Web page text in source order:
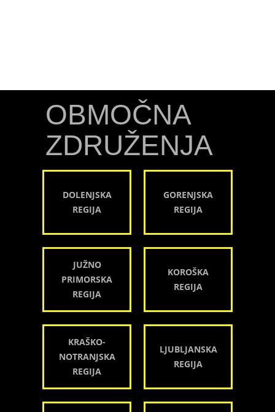
OBMOČNA
ZDRUŽENJA
DOLENJSKA
REGIJA
GORENJSKA
REGIJA
JUŽNO
PRIMORSKA
REGIJA
KOROŠKA
REGIJA
KRAŠKO-
NOTRANJSKA
REGIJA
LJUBLJANSKA
REGIJA